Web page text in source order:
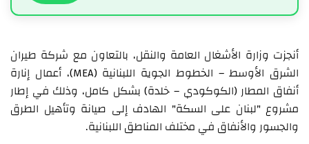
أنجزت وزارة الأشغال العامة والنقل، بالتعاون مع شركة طيران
الشرق الأوسط – الخطوط الجوية اللبنانية (MEA)، أعمال إنارة
أنفاق المطار (الكوكودي – خلدة) بشكل كامل، وذلك في إطار
مشروع "لبنان على السكة" الهادف إلى صيانة وتأهيل الطرق
والجسور والأنفاق في مختلف المناطق اللبنانية.